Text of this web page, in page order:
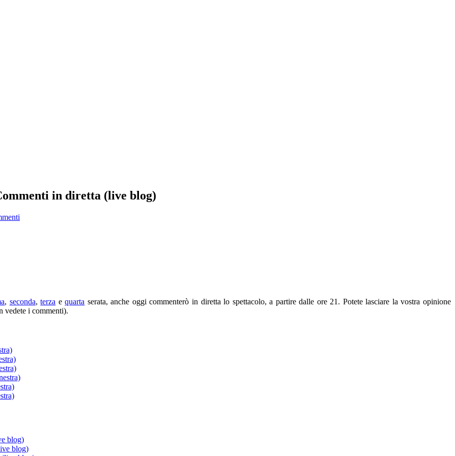
in diretta (live blog)
, seconda,terza equarta serata, anche oggi commenterò in diretta lo spettacolo, a partire dalle ore 21. Potete lasciare la vostra opinione
vedete i commenti).
blog)
blog)